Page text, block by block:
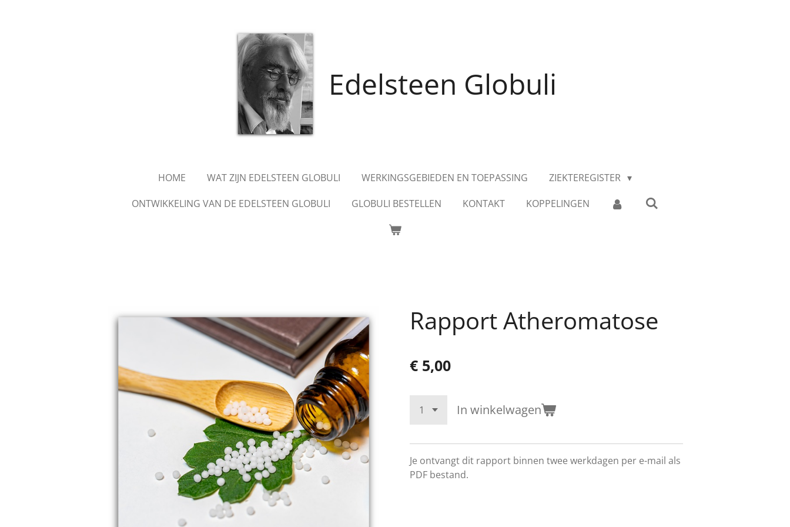
Edelsteen Globuli
HOME WAT ZIJN EDELSTEEN GLOBULI WERKINGSGEBIEDEN EN TOEPASSING
ZIEKTEREGISTER
ONTWIKKELING VAN DE EDELSTEEN GLOBULI
GLOBULI BESTELLEN KONTAKT KOPPELINGEN
Rapport Atheromatose
€ 5,00
In winkelwagen
Je ontvangt dit rapport binnen twee werkdagen per e-mail als
PDF bestand.